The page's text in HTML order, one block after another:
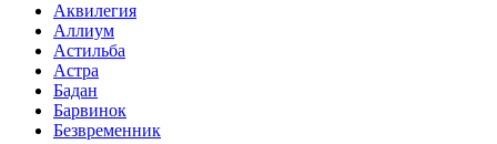
Аквилегия
Аллиум
Астильба
Астра
Бадан
Барвинок
Безвременник